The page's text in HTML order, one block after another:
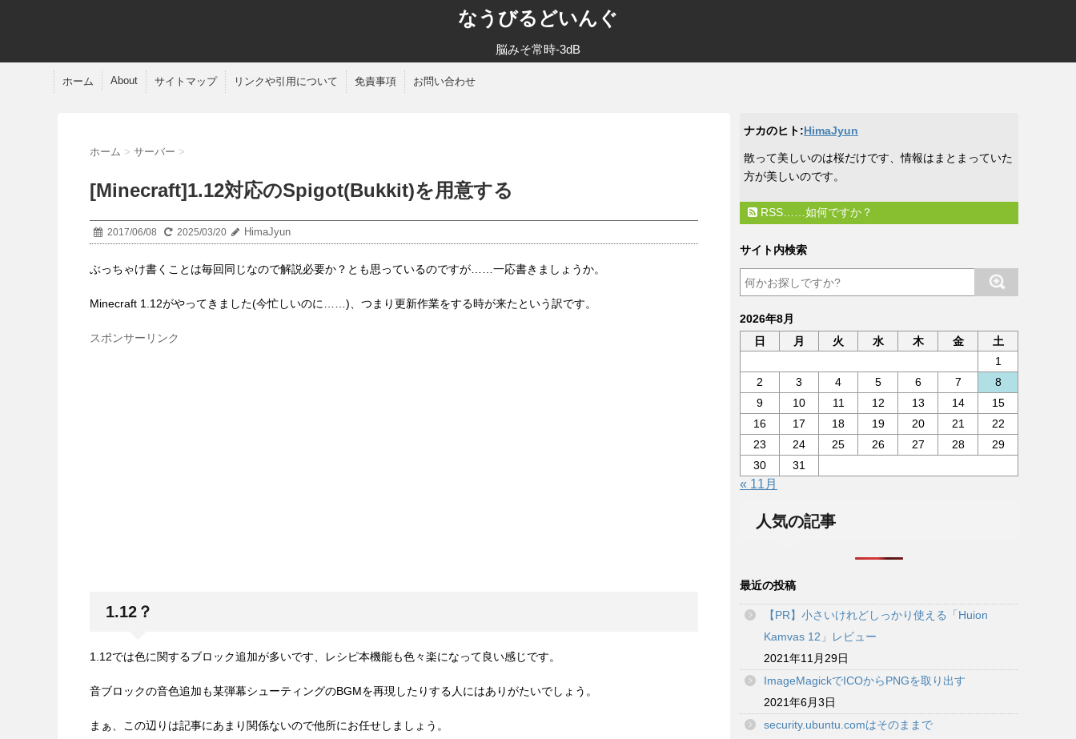
なうびるどいんぐ
脳みそ常時-3dB
ホーム About サイトマップ リンクや引用について 免責事項 お問い合わせ
ホーム > サーバー >
[Minecraft]1.12対応のSpigot(Bukkit)を用意する
2017/06/08 2025/03/20 HimaJyun
ぶっちゃけ書くことは毎回同じなので解説必要か？とも思っているのですが……一応書きましょうか。
Minecraft 1.12がやってきました(今忙しいのに……)、つまり更新作業をする時が来たという訳です。
スポンサーリンク
1.12？
1.12では色に関するブロック追加が多いです、レシピ本機能も色々楽になって良い感じです。
音ブロックの音色追加も某弾幕シューティングのBGMを再現したりする人にはありがたいでしょう。
まぁ、この辺りは記事にあまり関係ないので他所にお任せしましょう。
ナカのヒト:HimaJyun
​散って美しいのは桜だけです、情報はまとまっていた
方が美しいのです。
RSS……如何ですか？
サイト内検索
2026年8月
日
月 火 水 木 金
土
1
2
3 4 5 6 7
8
9
10 11 12 13 14
15
16
17 18 19 20 21
22
23
24 25 26 27 28
29
30
31
« 11月
人気の記事
最近の投稿
【PR】小さいけれどしっかり使える「Huion
Kamvas 12」レビュー
2021年11月29日
ImageMagickでICOからPNGを取り出す
2021年6月3日
security.ubuntu.comはそのままで